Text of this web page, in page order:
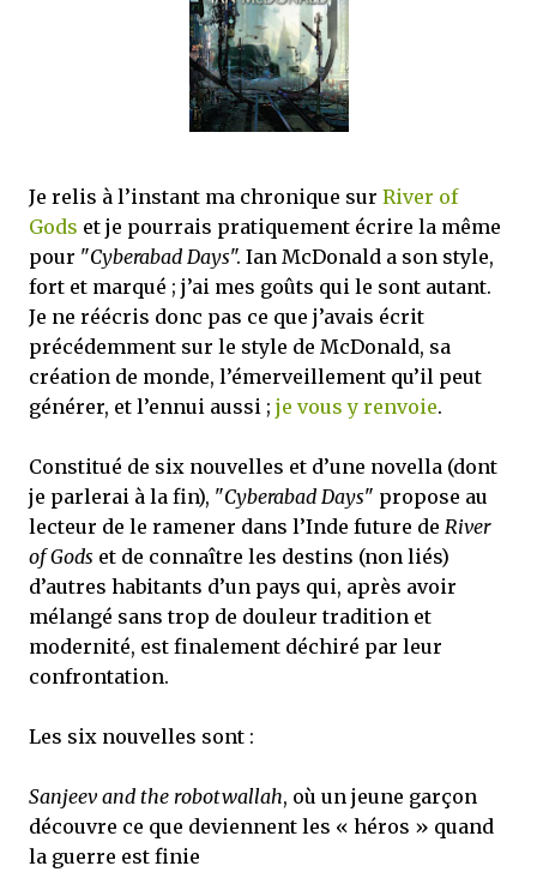
mettre sous tous les yeux. C'est cela...
Je relis à l’instant ma chronique sur River of
Gods et je pourrais pratiquement écrire la même
pour "Cyberabad Days". Ian McDonald a son style,
fort et marqué ; j’ai mes goûts qui le sont autant.
Je ne réécris donc pas ce que j’avais écrit
précédemment sur le style de McDonald, sa
création de monde, l’émerveillement qu’il peut
générer, et l’ennui aussi ; je vous y renvoie.
Constitué de six nouvelles et d’une novella (dont
je parlerai à la fin), "Cyberabad Days" propose au
lecteur de le ramener dans l’Inde future de River
of Gods et de connaître les destins (non liés)
d’autres habitants d’un pays qui, après avoir
mélangé sans trop de douleur tradition et
modernité, est finalement déchiré par leur
confrontation.
Les six nouvelles sont :
Sanjeev and the robotwallah, où un jeune garçon
découvre ce que deviennent les « héros » quand
la guerre est finie